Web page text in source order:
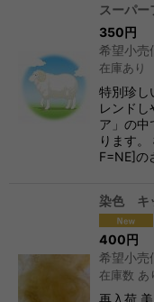
スーパ
350円
希望小売
在庫あり
特別珍し
レンド
ア」の中
ります
F=NE]の
染色 キ
400円
希望小売
在庫数 あ